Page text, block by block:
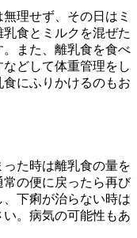
理せず、その日はミ
食とミルクを混ぜた
また、離乳食を食べ
どして体重管理をし
にふりかけるのもお
た時は離乳食の量を
の便に戻ったら再び
下痢が治らない時は
。病気の可能性もあ